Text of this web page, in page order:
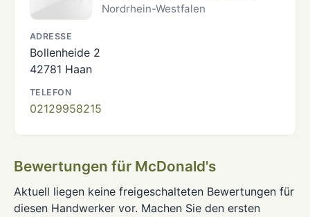
Nordrhein-Westfalen
ADRESSE
Bollenheide 2
42781 Haan
TELEFON
02129958215
Bewertungen für McDonald's
Aktuell liegen keine freigeschalteten Bewertungen für
diesen Handwerker vor. Machen Sie den ersten